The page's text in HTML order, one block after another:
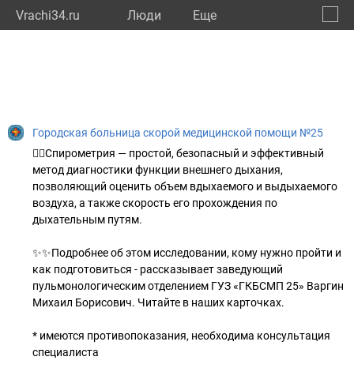
Vrachi34.ru Люди Eще
Городская больница скорой медицинской помощи №25
👩‍⚕Спирометрия — простой, безопасный и эффективный
метод диагностики функции внешнего дыхания,
позволяющий оценить объем вдыхаемого и выдыхаемого
воздуха, а также скорость его прохождения по
дыхательным путям.
✨✨Подробнее об этом исследовании, кому нужно пройти и
как подготовиться - рассказывает заведующий
пульмонологическим отделением ГУЗ «ГКБСМП 25» Варгин
Михаил Борисович. Читайте в наших карточках.
* имеются противопоказания, необходима консультация
специалиста